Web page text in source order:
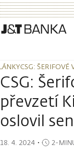
CSG: ŠERIFOVÉ
CSG:
CSG:
převzetí
oslovil
18. 4. 2024 ・ 2-